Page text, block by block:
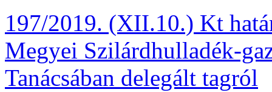
197/2019. (XII.10.) Kt
Megyei Szilárdhulladék-
Tanácsában delegált tagról